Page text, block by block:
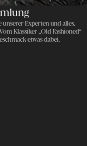
unserer Experten und alles,
Klassiker „Old Fashioned“
etwas dabei.